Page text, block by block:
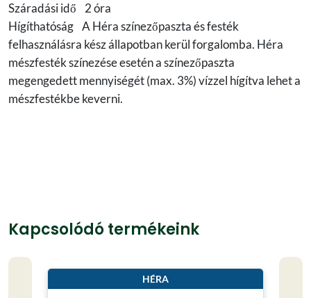
Száradási idő 2 óra
Hígíthatóság A Héra színezőpaszta és festék
felhasználásra kész állapotban kerül forgalomba. Héra
mészfesték színezése esetén a színezőpaszta
megengedett mennyiségét (max. 3%) vízzel hígítva lehet a
mészfestékbe keverni.
Kapcsolódó termékeink
HÉRA